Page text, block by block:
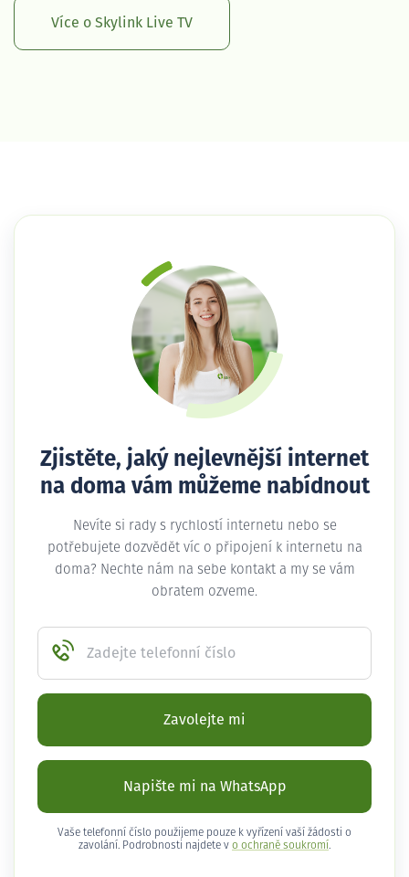
Více o Skylink Live TV
Zjistěte, jaký nejlevnější internet
na doma vám můžeme nabídnout
Nevíte si rady s rychlostí internetu nebo se
potřebujete dozvědět víc o připojení k internetu na
doma? Nechte nám na sebe kontakt a my se vám
obratem ozveme.
Zadejte telefonní číslo
Zavolejte mi
Napište mi na WhatsApp
Vaše telefonní číslo použijeme pouze k vyřízení vaší žádosti o
zavolání. Podrobnosti najdete v o ochraně soukromí .